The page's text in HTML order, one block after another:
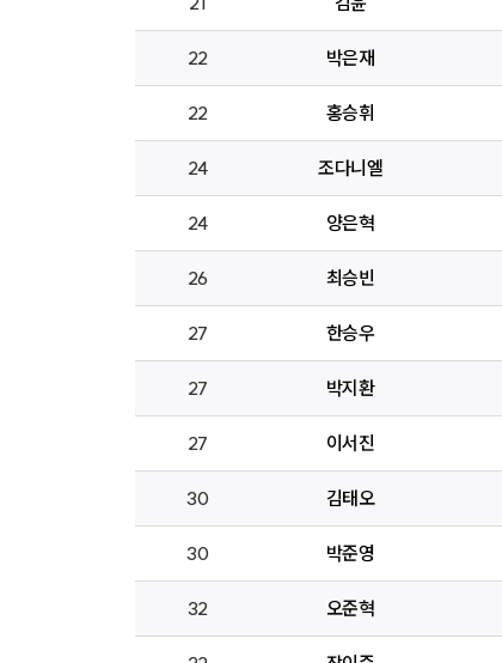
22 박은재
22 홍승휘
24 조다니엘
24 양은혁
26 최승빈
27 한승우
27 박지환
27 이서진
30 김태오
30 박준영
32 오준혁